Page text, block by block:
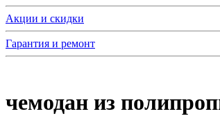
Акции и скидки
Гарантия и ремонт
чемодан из